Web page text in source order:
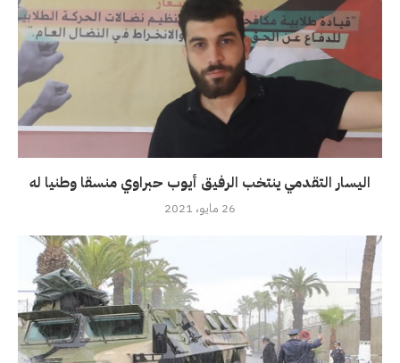
اليسار التقدمي ينتخب الرفيق أيوب حبراوي منسقا وطنيا له
26 مايو، 2021